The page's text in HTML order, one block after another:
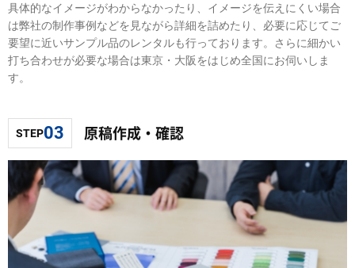
具体的なイメージがわからなかったり、イメージを伝えにくい場合
は弊社の制作事例などを見ながら詳細を詰めたり、必要に応じてご
要望に近いサンプル品のレンタルも行っております。さらに細かい
打ち合わせが必要な場合は東京・大阪をはじめ全国にお伺いしま
す。
STEP03 原稿作成・確認